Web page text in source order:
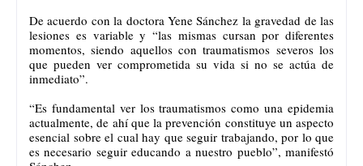
De acuerdo con la doctora Yene Sánchez la gravedad de las
lesiones es variable y “las mismas cursan por diferentes
momentos, siendo aquellos con traumatismos severos los
que pueden ver comprometida su vida si no se actúa de
inmediato”.
“Es fundamental ver los traumatismos como una epidemia
actualmente, de ahí que la prevención constituye un aspecto
esencial sobre el cual hay que seguir trabajando, por lo que
es necesario seguir educando a nuestro pueblo”, manifestó